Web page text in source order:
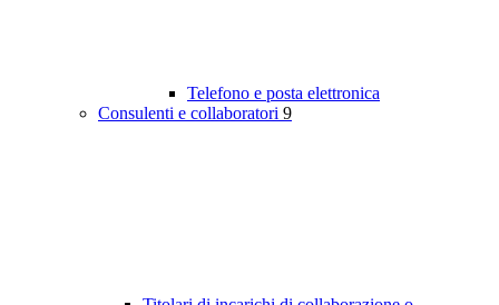
Telefono e posta elettronica
Consulenti e collaboratori 9